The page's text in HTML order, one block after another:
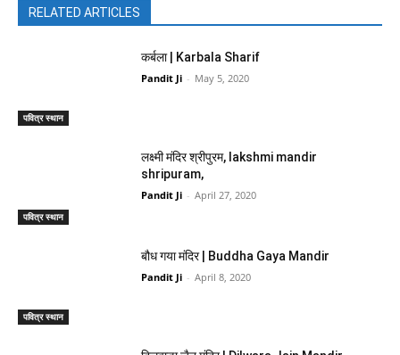
RELATED ARTICLES
पवित्र स्थान
कर्बला | Karbala Sharif
Pandit Ji - May 5, 2020
पवित्र स्थान
लक्ष्मी मंदिर श्रीपुरम, lakshmi mandir
shripuram,
Pandit Ji - April 27, 2020
पवित्र स्थान
बौध गया मंदिर | Buddha Gaya Mandir
Pandit Ji - April 8, 2020